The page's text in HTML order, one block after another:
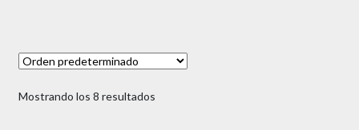
Mostrando los 8 resultados